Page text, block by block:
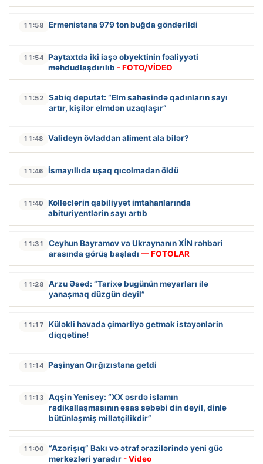
11:58 Ermənistana 979 ton buğda göndərildi
11:54 Paytaxtda iki iaşə obyektinin fəaliyyəti
məhdudlaşdırılıb - FOTO/VİDEO
11:52
Sabiq deputat: “Elm sahəsində qadınların sayı
artır, kişilər elmdən uzaqlaşır”
11:48 Valideyn övladdan aliment ala bilər?
11:46 İsmayıllıda uşaq qıcolmadan öldü
11:40
Kolleclərin qabiliyyət imtahanlarında
abituriyentlərin sayı artıb
11:31
Ceyhun Bayramov və Ukraynanın XİN rəhbəri
arasında görüş başladı — FOTOLAR
11:28
Arzu Əsəd: “Tarixə bugünün meyarları ilə
yanaşmaq düzgün deyil”
11:17
Küləkli havada çimərliyə getmək istəyənlərin
diqqətinə!
11:14 Paşinyan Qırğızıstana getdi
11:13
Aqşin Yenisey: “XX əsrdə islamın
radikallaşmasının əsas səbəbi din deyil, dinlə
bütünləşmiş millətçilikdir”
11:00
“Azərişıq” Bakı və ətraf ərazilərində yeni güc
mərkəzləri yaradır - Video